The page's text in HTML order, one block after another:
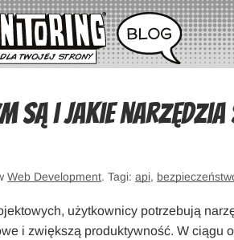
są i jakie
Web Development. Tagi: api,
użytkownicy potrzebują
i zwiększą produktywność. W ciągu